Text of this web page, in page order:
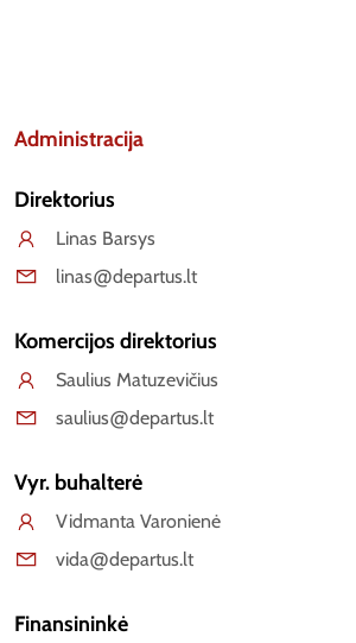
Administracija
Direktorius
Linas Barsys
linas@departus.lt
Komercijos direktorius
Saulius Matuzevičius
saulius@departus.lt
Vyr. buhalterė
Vidmanta Varonienė
vida@departus.lt
Finansininkė